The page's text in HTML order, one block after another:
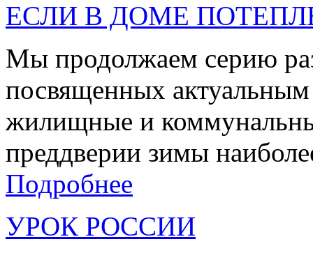
ЕСЛИ В ДОМЕ
Мы продолжаем серию
посвященных
жилищные и
преддверии зимы
Подробнее
УРОК РОССИИ